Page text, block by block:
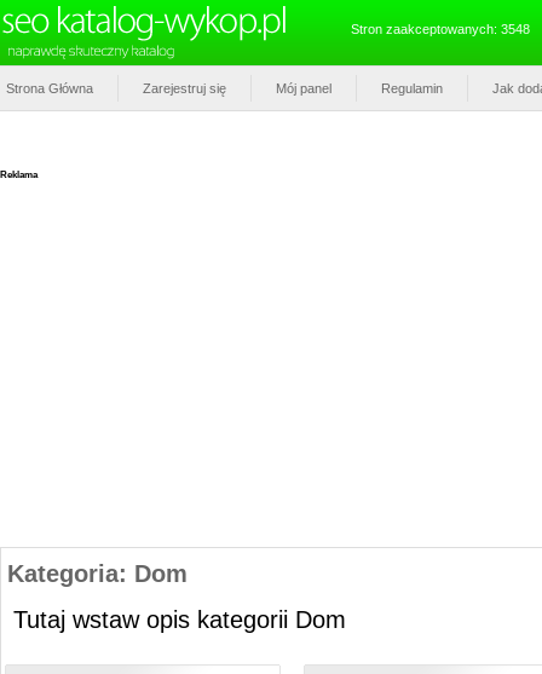
Stron zaakceptowanych: 3548
Strona Główna Zarejestruj się Mój panel Regulamin Jak
Reklama
Kategoria: Dom
Tutaj wstaw opis kategorii Dom